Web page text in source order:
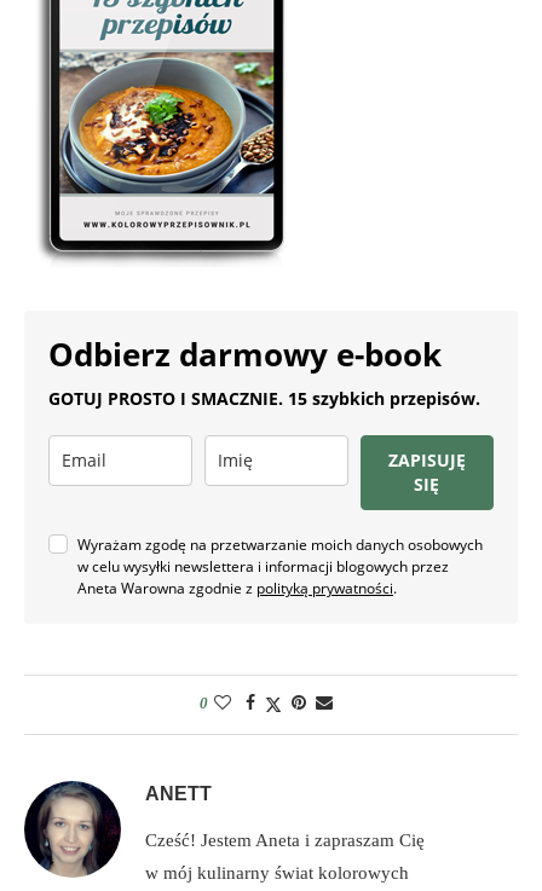
Odbierz darmowy e-book
GOTUJ PROSTO I SMACZNIE. 15 szybkich przepisów.
ZAPISUJĘ
SIĘ
Wyrażam zgodę na przetwarzanie moich danych osobowych
w celu wysyłki newslettera i informacji blogowych przez
Aneta Warowna zgodnie z polityką prywatności.
0
ANETT
Cześć! Jestem Aneta i zapraszam Cię
w mój kulinarny świat kolorowych